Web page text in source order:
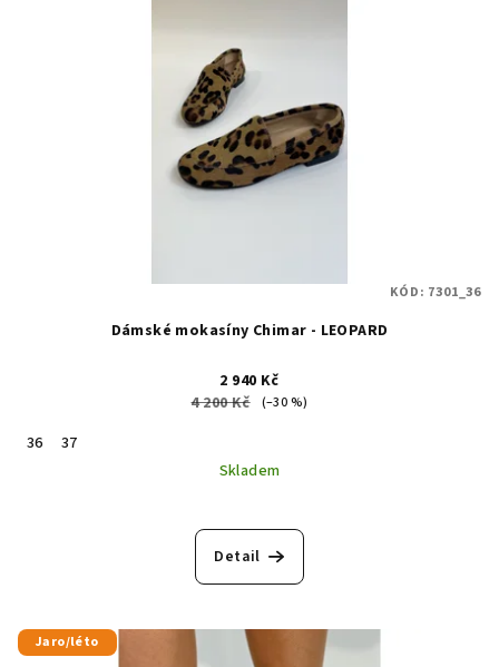
Dámské mokasíny Chimar - LEOPARD
2 940 Kč
4 200 Kč
(–30 %)
36
37
Skladem
Detail
KÓD: 7301_36
Jaro/léto